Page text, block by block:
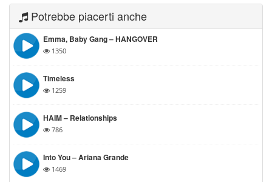
Potrebbe piacerti anche
Emma, Baby Gang – HANGOVER
1350
Timeless
1259
HAIM – Relationships
786
Into You – Ariana Grande
1469